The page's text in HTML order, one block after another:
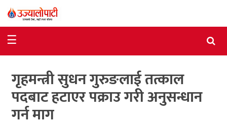
राजनीति
विशेष
आर्थिक
विचार
☰
गृहमन्त्री सुधन गुरुङलाई तत्काल
पदबाट हटाएर पक्राउ गरी अनुसन्धान
गर्न माग